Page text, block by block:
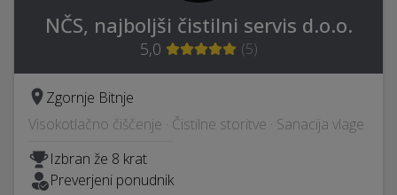
NČS, najboljši čistilni servis d.o.o.
5,0 (5)
Zgornje Bitnje
Visokotlačno čiščenje · Čistilne storitve · Sanacija vlage
Izbran že 8 krat
Preverjeni ponudnik